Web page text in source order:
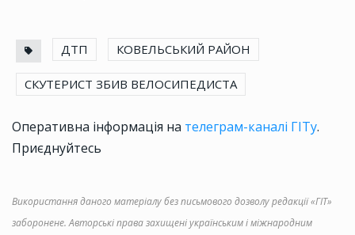
ДТП КОВЕЛЬСЬКИЙ РАЙОН
СКУТЕРИСТ ЗБИВ ВЕЛОСИПЕДИСТА
Оперативна інформація на телеграм-каналі ГІТу.
Приєднуйтесь
Використання даного матеріалу без письмового дозволу редакції «ГІТ»
заборонене. Авторські права захищені українським і міжнародним